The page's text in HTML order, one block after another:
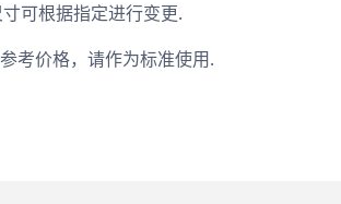
可根据指定进行变更.
考价格，请作为标准使用.